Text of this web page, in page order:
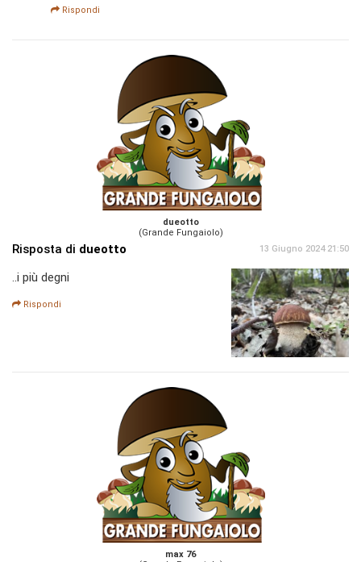
Rispondi
dueotto
(Grande Fungaiolo)
Risposta di dueotto 13 Giugno 2024 21:50
..i più degni
Rispondi
max 76